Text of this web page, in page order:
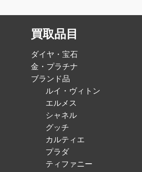
買取品目
ダイヤ・宝石
金・プラチナ
ブランド品
ルイ・ヴィトン
エルメス
シャネル
グッチ
カルティエ
プラダ
ティファニー